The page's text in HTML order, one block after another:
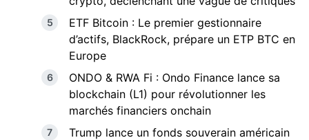
ETF Bitcoin : Le premier gestionnaire
d’actifs, BlackRock, prépare un ETP BTC en
Europe
ONDO & RWA Fi : Ondo Finance lance sa
blockchain (L1) pour révolutionner les
marchés financiers onchain
Trump lance un fonds souverain américain